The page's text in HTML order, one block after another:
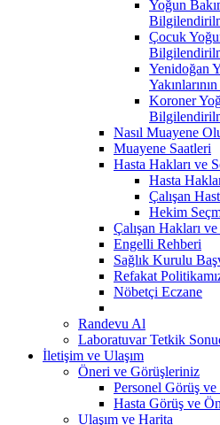
Yoğun
Çocuk
Yenidoğan
Koroner
Nasıl Muayene
Muayene Saatleri
Hasta Hakları ve
Hasta
Çalışan
Hekim
Çalışan Hakları
Engelli Rehberi
Sağlık Kurulu
Refakat
Nöbetçi Eczane
Randevu Al
Laboratuvar Tetkik
İletişim ve Ulaşım
Öneri ve Görüşleriniz
Personel Görüş
Hasta Görüş ve
Ulaşım ve Harita